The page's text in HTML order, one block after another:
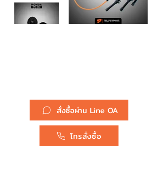
สั่งซื้อผ่าน Line OA
โทรสั่งซื้อ